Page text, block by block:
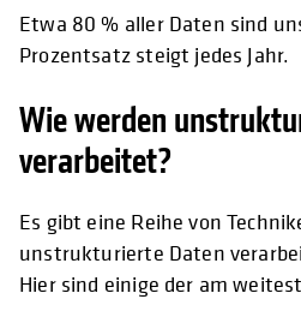
Etwa 80 % aller Daten sind
Prozentsatz steigt jedes Jahr.
Wie werden
verarbeitet?
Es gibt eine Reihe von
unstrukturierte Daten
Hier sind einige der am